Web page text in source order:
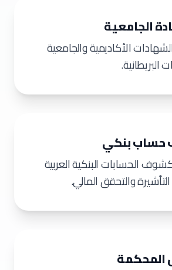
الجامعية
الأكاديمية والجامعية
البريطانية.
بنكي
الحسابات البنكية العربية
والتحقق المالي.
المحكمة